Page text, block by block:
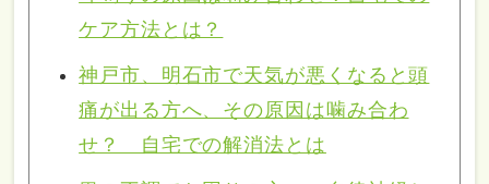
ケア方法とは？
神戸市、明石市で天気が悪くなると頭
痛が出る方へ、その原因は噛み合わ
せ？ 自宅での解消法とは